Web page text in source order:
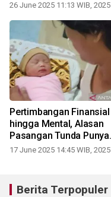
26 June 2025 11:13 WIB, 2025
Pertimbangan Finansial
hingga Mental, Alasan
Pasangan Tunda Punya
Anak
17 June 2025 14:45 WIB, 2025
Berita Terpopuler